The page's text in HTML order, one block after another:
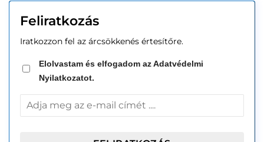
Feliratkozás
Iratkozzon fel az árcsökkenés értesítőre.
Elolvastam és elfogadom az Adatvédelmi
Nyilatkozatot.